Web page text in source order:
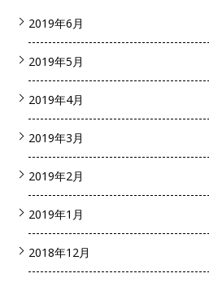
2019年6月
2019年5月
2019年4月
2019年3月
2019年2月
2019年1月
2018年12月